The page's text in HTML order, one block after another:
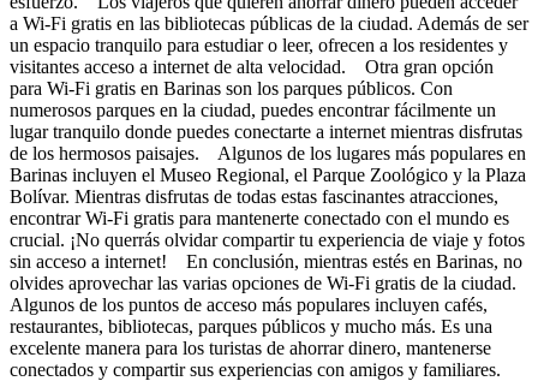
a Wi-Fi gratis en las bibliotecas públicas de la ciudad. Además de ser
un espacio tranquilo para estudiar o leer, ofrecen a los residentes y
visitantes acceso a internet de alta velocidad. Otra gran opción
para Wi-Fi gratis en Barinas son los parques públicos. Con
numerosos parques en la ciudad, puedes encontrar fácilmente un
lugar tranquilo donde puedes conectarte a internet mientras disfrutas
de los hermosos paisajes. Algunos de los lugares más populares en
Barinas incluyen el Museo Regional, el Parque Zoológico y la Plaza
Bolívar. Mientras disfrutas de todas estas fascinantes atracciones,
encontrar Wi-Fi gratis para mantenerte conectado con el mundo es
crucial. ¡No querrás olvidar compartir tu experiencia de viaje y fotos
sin acceso a internet! En conclusión, mientras estés en Barinas, no
olvides aprovechar las varias opciones de Wi-Fi gratis de la ciudad.
Algunos de los puntos de acceso más populares incluyen cafés,
restaurantes, bibliotecas, parques públicos y mucho más. Es una
excelente manera para los turistas de ahorrar dinero, mantenerse
conectados y compartir sus experiencias con amigos y familiares.